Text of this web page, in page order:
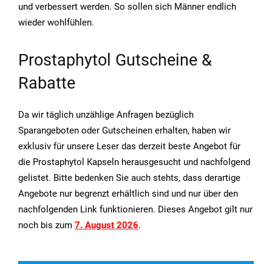
und verbessert werden. So sollen sich Männer endlich
wieder wohlfühlen.
Prostaphytol Gutscheine &
Rabatte
Da wir täglich unzählige Anfragen bezüglich
Sparangeboten oder Gutscheinen erhalten, haben wir
exklusiv für unsere Leser das derzeit beste Angebot für
die Prostaphytol Kapseln herausgesucht und nachfolgend
gelistet. Bitte bedenken Sie auch stehts, dass derartige
Angebote nur begrenzt erhältlich sind und nur über den
nachfolgenden Link funktionieren. Dieses Angebot gilt nur
noch bis zum 7. August 2026.